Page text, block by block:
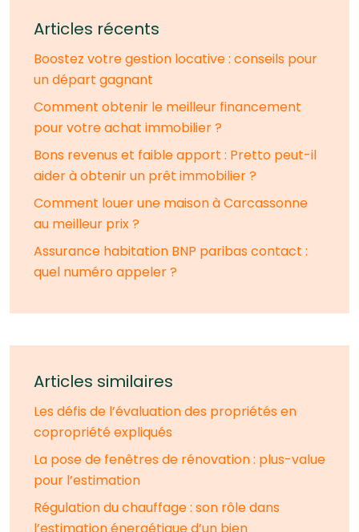
Articles récents
Boostez votre gestion locative : conseils pour
un départ gagnant
Comment obtenir le meilleur financement
pour votre achat immobilier ?
Bons revenus et faible apport : Pretto peut-il
aider à obtenir un prêt immobilier ?
Comment louer une maison à Carcassonne
au meilleur prix ?
Assurance habitation BNP paribas contact :
quel numéro appeler ?
Articles similaires
Les défis de l’évaluation des propriétés en
copropriété expliqués
La pose de fenêtres de rénovation : plus-value
pour l’estimation
Régulation du chauffage : son rôle dans